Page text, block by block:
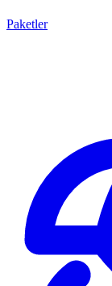
Paketler